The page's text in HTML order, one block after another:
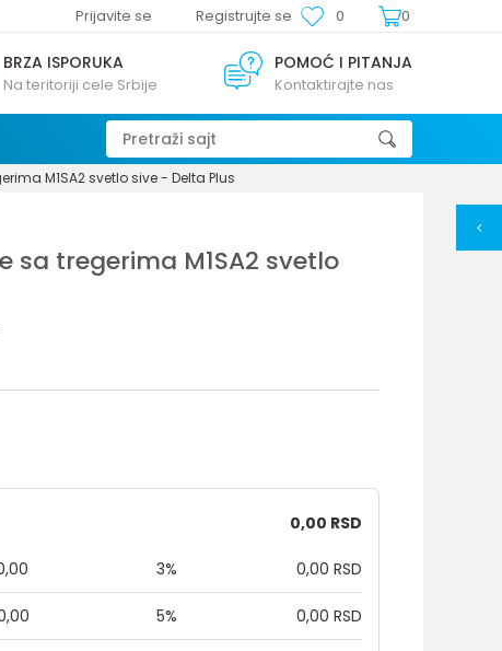
0
0
Prijavite se Registrujte se
BRZA ISPORUKA
Na teritoriji cele Srbije
POMOĆ I PITANJA
Kontaktirajte nas
Pretraži sajt
M1SA2 svetlo sive - Delta Plus
sa tregerima M1SA2 svetlo
0,00 RSD
3% 0,00 RSD
5% 0,00 RSD